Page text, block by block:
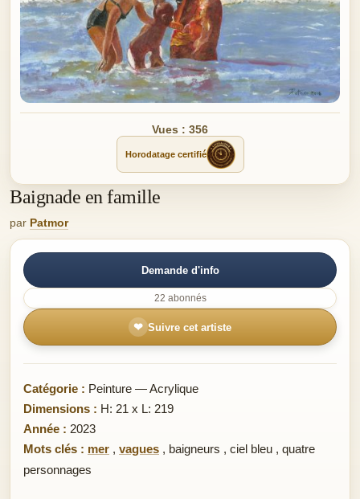
Vues : 356
Horodatage certifié
Baignade en famille
par Patmor
Demande d'info
22 abonnés
❤ Suivre cet artiste
Catégorie : Peinture — Acrylique
Dimensions : H: 21 x L: 219
Année : 2023
Mots clés : mer , vagues , baigneurs , ciel bleu , quatre
personnages